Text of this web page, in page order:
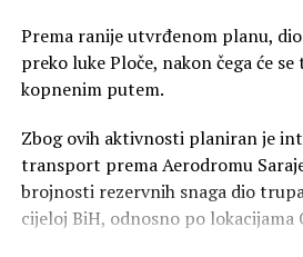
Prema ranije utvrđenom planu,
preko luke Ploče, nakon čega će
kopnenim putem.
Zbog ovih aktivnosti planiran je
transport prema Aerodromu
brojnosti rezervnih snaga dio
cijeloj BiH, odnosno po lokacijama